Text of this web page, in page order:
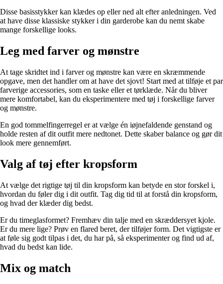
Disse basisstykker kan klædes op eller ned alt efter anledningen. Ved
at have disse klassiske stykker i din garderobe kan du nemt skabe
mange forskellige looks.
Leg med farver og mønstre
At tage skridtet ind i farver og mønstre kan være en skræmmende
opgave, men det handler om at have det sjovt! Start med at tilføje et par
farverige accessories, som en taske eller et tørklæde. Når du bliver
mere komfortabel, kan du eksperimentere med tøj i forskellige farver
og mønstre.
En god tommelfingerregel er at vælge én iøjnefaldende genstand og
holde resten af dit outfit mere nedtonet. Dette skaber balance og gør dit
look mere gennemført.
Valg af tøj efter kropsform
At vælge det rigtige tøj til din kropsform kan betyde en stor forskel i,
hvordan du føler dig i dit outfit. Tag dig tid til at forstå din kropsform,
og hvad der klæder dig bedst.
Er du timeglasformet? Fremhæv din talje med en skræddersyet kjole.
Er du mere lige? Prøv en flared beret, der tilføjer form. Det vigtigste er
at føle sig godt tilpas i det, du har på, så eksperimenter og find ud af,
hvad du bedst kan lide.
Mix og match